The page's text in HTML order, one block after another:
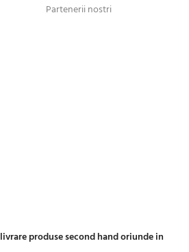
Partenerii nostri
produse second hand oriunde in